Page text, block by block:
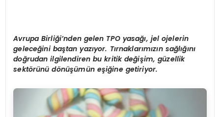
Avrupa Birliği’nden gelen TPO yasağı, jel ojelerin
geleceğini baştan yazıyor. Tırnaklarımızın sağlığını
doğrudan ilgilendiren bu kritik değişim, güzellik
sektörünü dönüşümün eşiğine getiriyor.